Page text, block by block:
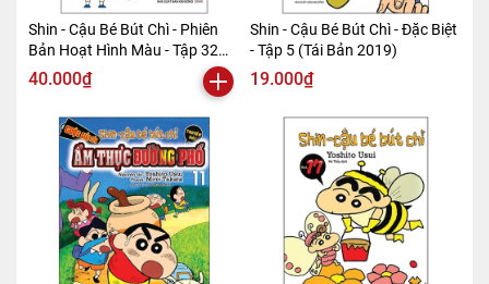
Shin - Cậu Bé Bút Chì - Phiên
Bản Hoạt Hình Màu - Tập 32
(Tái Bản 2019)
40.000₫
Shin - Cậu Bé Bút Chì - Đặc Biệt
- Tập 5 (Tái Bản 2019)
19.000₫